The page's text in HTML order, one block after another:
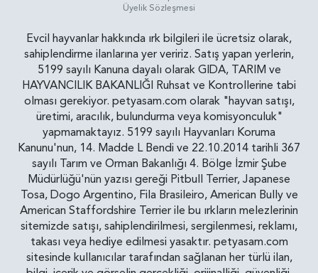
Üyelik Sözleşmesi
Evcil hayvanlar hakkında ırk bilgileri ile ücretsiz olarak,
sahiplendirme ilanlarına yer veririz. Satış yapan yerlerin,
5199 sayılı Kanuna dayalı olarak GIDA, TARIM ve
HAYVANCILIK BAKANLIĞI Ruhsat ve Kontrollerine tabi
olması gerekiyor. petyasam.com olarak "hayvan satışı,
üretimi, aracılık, bulundurma veya komisyonculuk"
yapmamaktayız. 5199 sayılı Hayvanları Koruma
Kanunu'nun, 14. Madde L Bendi ve 22.10.2014 tarihli 367
sayılı Tarım ve Orman Bakanlığı 4. Bölge İzmir Şube
Müdürlüğü'nün yazısı gereği Pitbull Terrier, Japanese
Tosa, Dogo Argentino, Fila Brasileiro, American Bully ve
American Staffordshire Terrier ile bu ırkların melezlerinin
sitemizde satışı, sahiplendirilmesi, sergilenmesi, reklamı,
takası veya hediye edilmesi yasaktır. petyasam.com
sitesinde kullanıcılar tarafından sağlanan her türlü ilan,